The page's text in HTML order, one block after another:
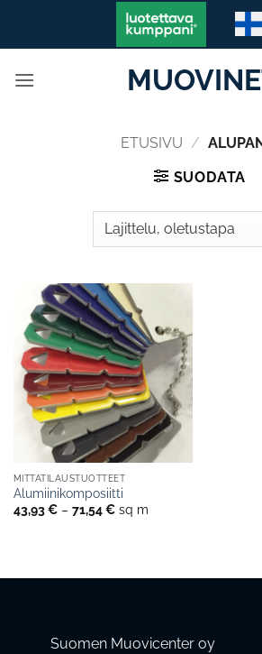
ETUSIVU /
SUODATA
MITTATILAUSTUOTTEET
Alumiinikomposiitti
43,93€ – 71,54€Hintaluokka:
43,93 €
sq m
Suomen Muovicenter oy